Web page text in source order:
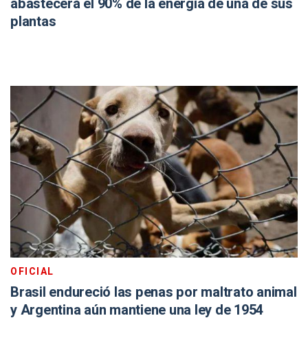
plantas
OFICIAL
Brasil endureció las penas por maltrato animal
y Argentina aún mantiene una ley de 1954